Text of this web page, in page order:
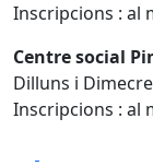
Inscripcions : al
Centre social
Dilluns i
Inscripcions : al